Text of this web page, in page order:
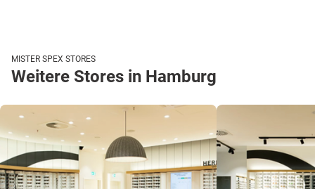
MISTER SPEX STORES
Weitere Stores in Hamburg